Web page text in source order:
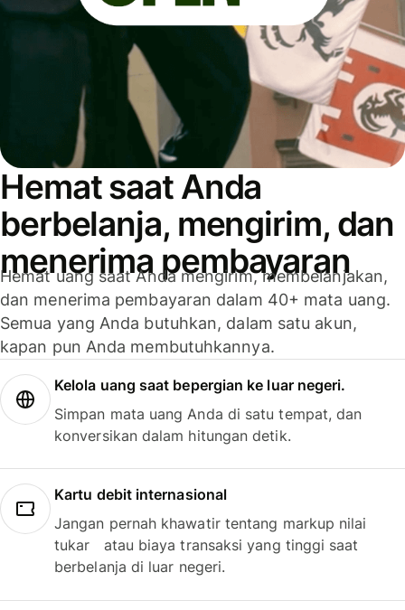
Hemat saat Anda
berbelanja, mengirim, dan
menerima pembayaran
Hemat uang saat Anda mengirim, membelanjakan,
dan menerima pembayaran dalam 40+ mata uang.
Semua yang Anda butuhkan, dalam satu akun,
kapan pun Anda membutuhkannya.
Kelola uang saat bepergian ke luar negeri.
Simpan mata uang Anda di satu tempat, dan
konversikan dalam hitungan detik.
Kartu debit internasional
Jangan pernah khawatir tentang markup nilai
tukar atau biaya transaksi yang tinggi saat
berbelanja di luar negeri.